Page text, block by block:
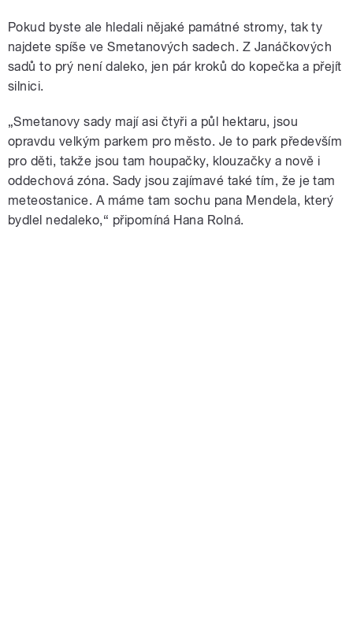
Pokud byste ale hledali nějaké památné stromy, tak ty
najdete spíše ve Smetanových sadech. Z Janáčkových
sadů to prý není daleko, jen pár kroků do kopečka a přejít
silnici.
„Smetanovy sady mají asi čtyři a půl hektaru, jsou
opravdu velkým parkem pro město. Je to park především
pro děti, takže jsou tam houpačky, klouzačky a nově i
oddechová zóna. Sady jsou zajímavé také tím, že je tam
meteostanice. A máme tam sochu pana Mendela, který
bydlel nedaleko,“ připomíná Hana Rolná.